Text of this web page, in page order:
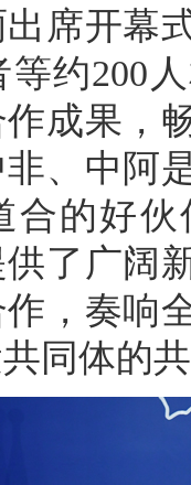
席开幕
约200
成果，
、中阿
合的好
了广阔
，奏响
同体的